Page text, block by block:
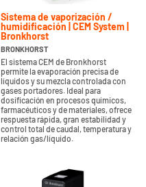
Sistema de vaporización /
humidificación | CEM System |
Bronkhorst
BRONKHORST
El sistema CEM de Bronkhorst
permite la evaporación precisa de
líquidos y su mezcla controlada con
gases portadores. Ideal para
dosificación en procesos químicos,
farmacéuticos y de materiales, ofrece
respuesta rápida, gran estabilidad y
control total de caudal, temperatura y
relación gas/líquido.